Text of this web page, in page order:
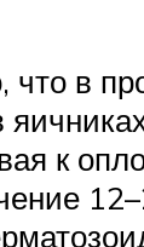
что в
к